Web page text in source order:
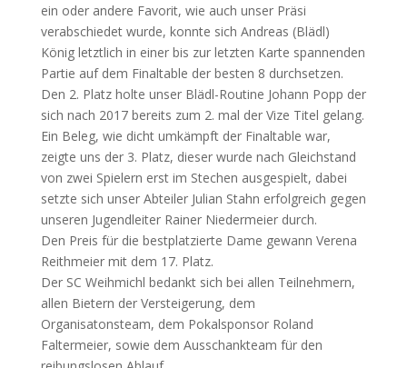
ein oder andere Favorit, wie auch unser Präsi
verabschiedet wurde, konnte sich Andreas (Blädl)
König letztlich in einer bis zur letzten Karte spannenden
Partie auf dem Finaltable der besten 8 durchsetzen.
Den 2. Platz holte unser Blädl-Routine Johann Popp der
sich nach 2017 bereits zum 2. mal der Vize Titel gelang.
Ein Beleg, wie dicht umkämpft der Finaltable war,
zeigte uns der 3. Platz, dieser wurde nach Gleichstand
von zwei Spielern erst im Stechen ausgespielt, dabei
setzte sich unser Abteiler Julian Stahn erfolgreich gegen
unseren Jugendleiter Rainer Niedermeier durch.
Den Preis für die bestplatzierte Dame gewann Verena
Reithmeier mit dem 17. Platz.
Der SC Weihmichl bedankt sich bei allen Teilnehmern,
allen Bietern der Versteigerung, dem
Organisatonsteam, dem Pokalsponsor Roland
Faltermeier, sowie dem Ausschankteam für den